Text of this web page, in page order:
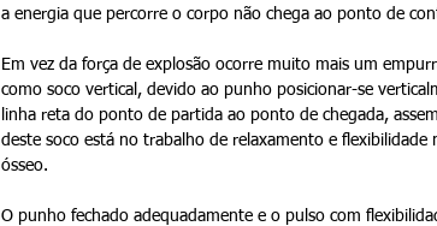
a energia que percorre o corpo não chega ao ponto de
Em vez da força de explosão ocorre muito mais um
como soco vertical, devido ao punho posicionar-se
linha reta do ponto de partida ao ponto de chegada,
deste soco está no trabalho de relaxamento e
ósseo.
O punho fechado adequadamente e o pulso com